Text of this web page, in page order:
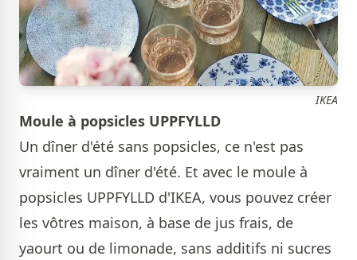
IKEA
Moule à popsicles UPPFYLLD
Un dîner d'été sans popsicles, ce n'est pas
vraiment un dîner d'été. Et avec le moule à
popsicles UPPFYLLD d'IKEA, vous pouvez créer
les vôtres maison, à base de jus frais, de
yaourt ou de limonade, sans additifs ni sucres